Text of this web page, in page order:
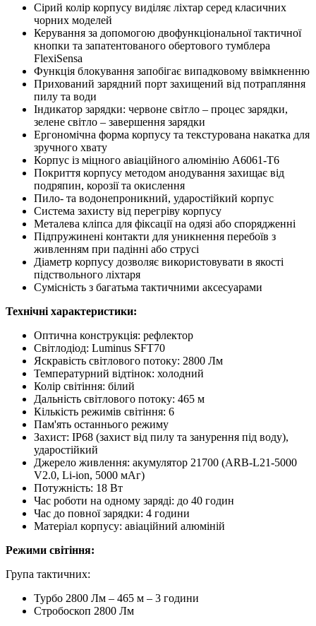
Сірий колір корпусу виділяє ліхтар серед класичних
чорних моделей
Керування за допомогою двофункціональної тактичної
кнопки та запатентованого обертового тумблера
FlexiSensa
Функція блокування запобігає випадковому ввімкненню
Прихований зарядний порт захищений від потрапляння
пилу та води
Індикатор зарядки: червоне світло – процес зарядки,
зелене світло – завершення зарядки
Ергономічна форма корпусу та текстурована накатка для
зручного хвату
Корпус із міцного авіаційного алюмінію A6061-T6
Покриття корпусу методом анодування захищає від
подряпин, корозії та окислення
Пило- та водонепроникний, ударостійкий корпус
Система захисту від перегріву корпусу
Металева кліпса для фіксації на одязі або спорядженні
Підпружинені контакти для уникнення перебоїв з
живленням при падінні або струсі
Діаметр корпусу дозволяє використовувати в якості
підствольного ліхтаря
Сумісність з багатьма тактичними аксесуарами
Технічні характеристики:
Оптична конструкція: рефлектор
Світлодіод: Luminus SFT70
Яскравість світлового потоку: 2800 Лм
Температурний відтінок: холодний
Колір світіння: білий
Дальність світлового потоку: 465 м
Кількість режимів світіння: 6
Пам'ять останнього режиму
Захист: IP68 (захист від пилу та занурення під воду),
ударостійкий
Джерело живлення: акумулятор 21700 (ARB-L21-5000
V2.0, Li-ion, 5000 мАг)
Потужність: 18 Вт
Час роботи на одному заряді: до 40 годин
Час до повної зарядки: 4 години
Матеріал корпусу: авіаційний алюміній
Режими світіння:
Група тактичних:
Турбо 2800 Лм – 465 м – 3 години
Стробоскоп 2800 Лм